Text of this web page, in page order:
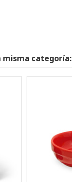
misma categoría: